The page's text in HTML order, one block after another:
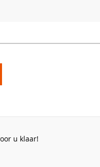
u klaar!